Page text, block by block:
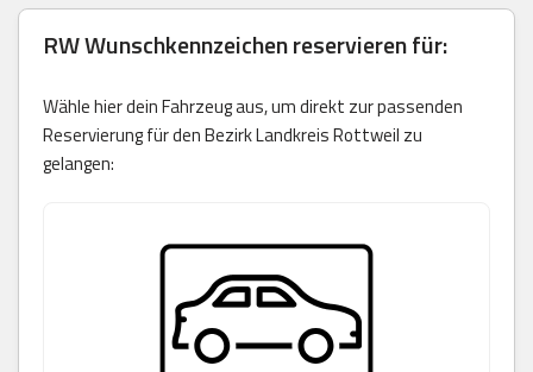
RW Wunschkennzeichen reservieren für:
Wähle hier dein Fahrzeug aus, um direkt zur passenden
Reservierung für den Bezirk Landkreis Rottweil zu
gelangen: